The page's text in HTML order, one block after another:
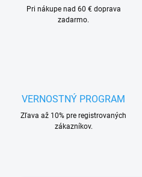
Pri nákupe nad 60 € doprava
zadarmo.
VERNOSTNÝ PROGRAM
Zľava až 10% pre registrovaných
zákazníkov.